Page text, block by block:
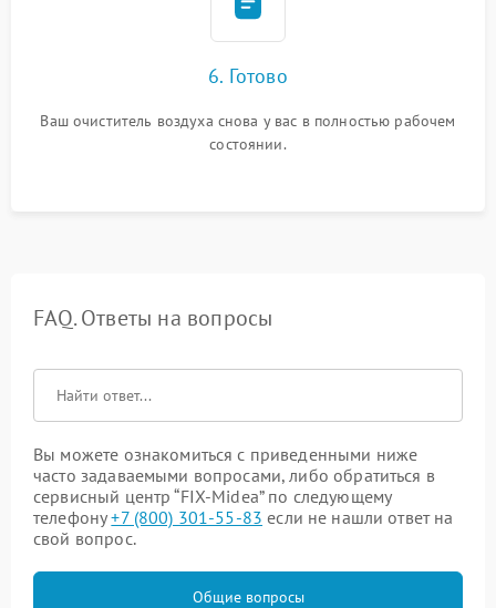
6. Готово
Ваш очиститель воздуха снова у вас в полностью рабочем
состоянии.
FAQ. Ответы на вопросы
Вы можете ознакомиться с приведенными ниже
часто задаваемыми вопросами, либо обратиться в
сервисный центр “FIX-Midea” по следующему
телефону+7 (800) 301-55-83 если не нашли ответ на
свой вопрос.
Общие вопросы